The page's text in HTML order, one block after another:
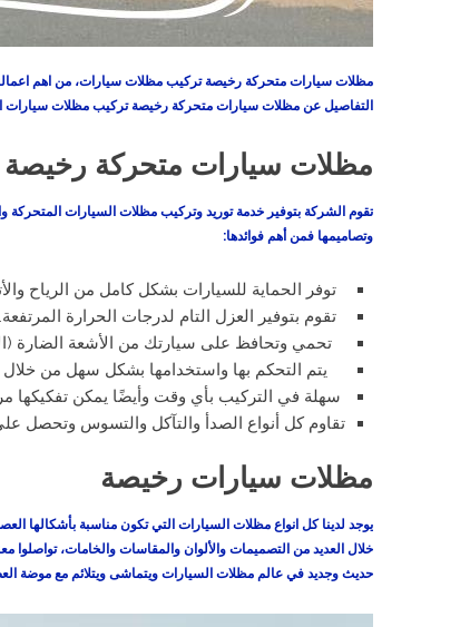
مظلات سيارات متحركة رخيصة تركيب مظلات سيارات، من اهم
التفاصيل عن مظلات سيارات متحركة رخيصة تركيب مظلات سيارات
مظلات سيارات متحركة
تقوم الشركة بتوفير خدمة توريد وتركيب مظلات السيارات المتحركة
وتصاميمها فمن أهم فوائدها:
توفر الحماية للسيارات بشكل كامل من الرياح
تقوم بتوفير العزل التام لدرجات الحرارة المرتفعة.
تحمي وتحافظ على سيارتك من الأشعة الضارة
يتم التحكم بها واستخدامها بشكل سهل من خلال
سهلة في التركيب بأي وقت وأيضًا يمكن
تقاوم كل أنواع الصدأ والتآكل والتسوس وتحصل
مظلات سيارات رخيصة
يوجد لدينا كل انواع مظلات السيارات التي تكون مناسبة بأشكالها
خلال العديد من التصميمات والألوان والمقاسات والخامات،
حديث وجديد في عالم مظلات السيارات ويتماشى ويتلائم مع موضة